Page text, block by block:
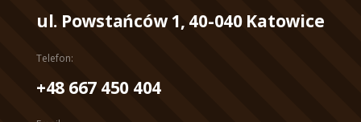
ul. Powstańców 1, 40-040 Katowice
Telefon:
+48 667 450 404